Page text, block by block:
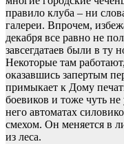
правило клуба – ни
галереи. Впрочем,
декабря все равно не
завсегдатаев были в ту
Некоторые там
оказавшись запертым
примыкает к Дому
боевиков и тоже чуть
него автоматах
смехом. Он меняется в
из леса.